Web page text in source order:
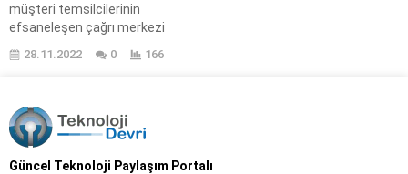
müşteri temsilcilerinin
efsaneleşen çağrı merkezi
28.11.2022 0 166
Güncel Teknoloji Paylaşım Portalı